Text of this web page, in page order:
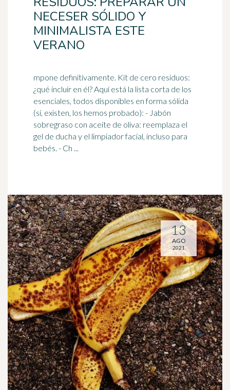
NECESER SÓLIDO Y
MINIMALISTA ESTE
VERANO
mpone definitivamente. Kit de cero residuos:
¿qué incluir en él? Aquí está la lista corta de los
esenciales, todos disponibles en forma sólida
(sí, existen, los hemos probado): - Jabón
sobregraso con aceite de oliva: reemplaza el
gel de ducha y el limpiador facial, incluso para
bebés. - Ch ...
13
AGO
2021